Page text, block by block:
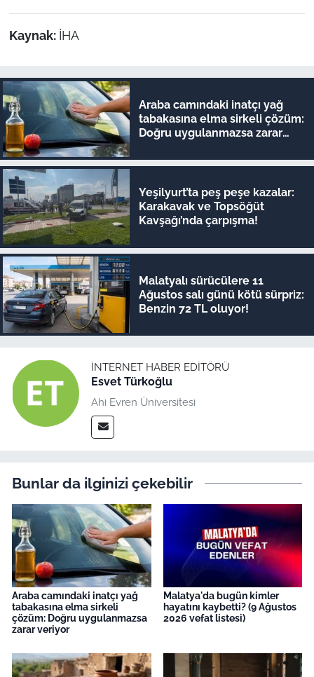
Kaynak: İHA
Araba camındaki inatçı yağ
tabakasına elma sirkeli çözüm:
Doğru uygulanmazsa zarar
Yeşilyurt’ta peş peşe kazalar:
Karakavak ve Topsöğüt
Kavşağı’nda çarpışma!
Malatyalı sürücülere 11
Ağustos salı günü kötü sürpriz:
Benzin 72 TL oluyor!
İNTERNET HABER EDITÖRÜ
Esvet Türkoğlu
Ahi Evren Üniversitesi
Bunlar da ilginizi çekebilir
Araba camındaki inatçı yağ
tabakasına elma sirkeli
çözüm: Doğru uygulanmazsa
zarar veriyor
Malatya'da bugün kimler
hayatını kaybetti? (9 Ağustos
2026 vefat listesi)